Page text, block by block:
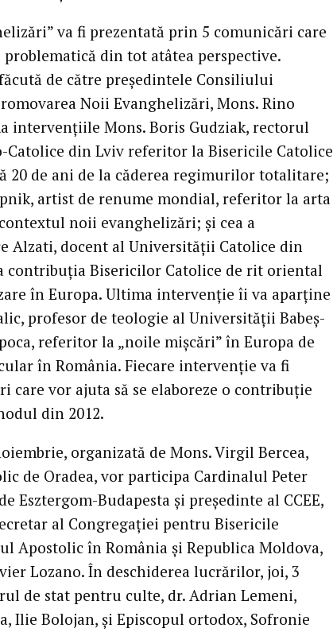
va fi prezentată prin 5 comunicări care
problematică din tot atâtea perspective.
de către preşedintele Consiliului
Noii Evanghelizări, Mons. Rino
intervenţiile Mons. Boris Gudziak, rectorul
Catolice din Lviv referitor la Bisericile Catolice
20 de ani de la căderea regimurilor totalitare;
artist de renume mondial, referitor la arta
noii evanghelizări; şi cea a
Alzati, docent al Universităţii Catolice din
contribuţia Bisericilor Catolice de rit oriental
în Europa. Ultima intervenţie îi va aparţine
profesor de teologie al Universităţii Babeş-
referitor la „noile mişcări” în Europa de
în România. Fiecare intervenţie va fi
care vor ajuta să se elaboreze o contribuţie
din 2012.
organizată de Mons. Virgil Bercea,
de Oradea, vor participa Cardinalul Peter
Esztergom-Budapesta şi preşedinte al CCEE,
al Congregaţiei pentru Bisericile
Apostolic în România şi Republica Moldova,
Lozano. În deschiderea lucrărilor, joi, 3
de stat pentru culte, dr. Adrian Lemeni,
Ilie Bolojan, şi Episcopul ortodox, Sofronie